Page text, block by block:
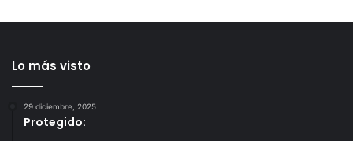
Lo más visto
29 diciembre, 2025
Protegido: